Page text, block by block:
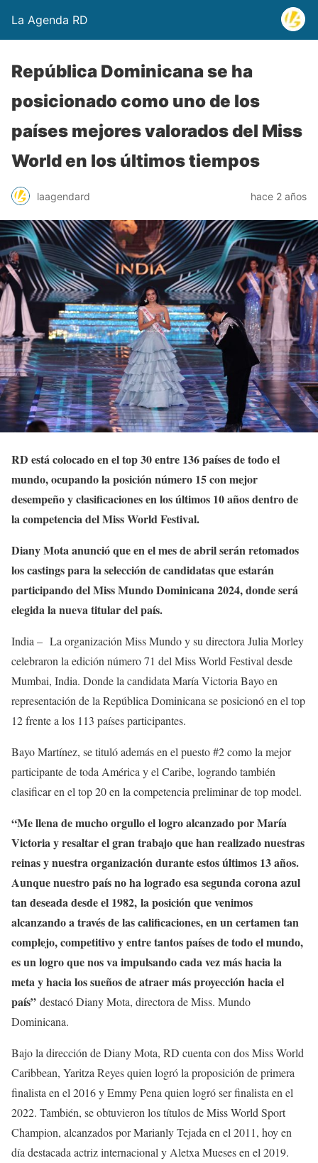
La Agenda RD
República Dominicana se ha
posicionado como uno de los
países mejores valorados del Miss
World en los últimos tiempos
laagendard hace 2 años
RD está colocado en el top 30 entre 136 países de todo el
mundo, ocupando la posición número 15 con mejor
desempeño y clasificaciones en los últimos 10 años dentro de
la competencia del Miss World Festival.
Diany Mota anunció que en el mes de abril serán retomados
los castings para la selección de candidatas que estarán
participando del Miss Mundo Dominicana 2024, donde será
elegida la nueva titular del país.
India – La organización Miss Mundo y su directora Julia Morley
celebraron la edición número 71 del Miss World Festival desde
Mumbai, India. Donde la candidata María Victoria Bayo en
representación de la República Dominicana se posicionó en el top
12 frente a los 113 países participantes.
Bayo Martínez, se tituló además en el puesto #2 como la mejor
participante de toda América y el Caribe, logrando también
clasificar en el top 20 en la competencia preliminar de top model.
“Me llena de mucho orgullo el logro alcanzado por María
Victoria y resaltar el gran trabajo que han realizado nuestras
reinas y nuestra organización durante estos últimos 13 años.
Aunque nuestro país no ha logrado esa segunda corona azul
tan deseada desde el 1982, la posición que venimos
alcanzando a través de las calificaciones, en un certamen tan
complejo, competitivo y entre tantos países de todo el mundo,
es un logro que nos va impulsando cada vez más hacia la
meta y hacia los sueños de atraer más proyección hacia el
país” destacó Diany Mota, directora de Miss. Mundo
Dominicana.
Bajo la dirección de Diany Mota, RD cuenta con dos Miss World
Caribbean, Yaritza Reyes quien logró la proposición de primera
finalista en el 2016 y Emmy Pena quien logró ser finalista en el
2022. También, se obtuvieron los títulos de Miss World Sport
Champion, alcanzados por Marianly Tejada en el 2011, hoy en
día destacada actriz internacional y Aletxa Mueses en el 2019.